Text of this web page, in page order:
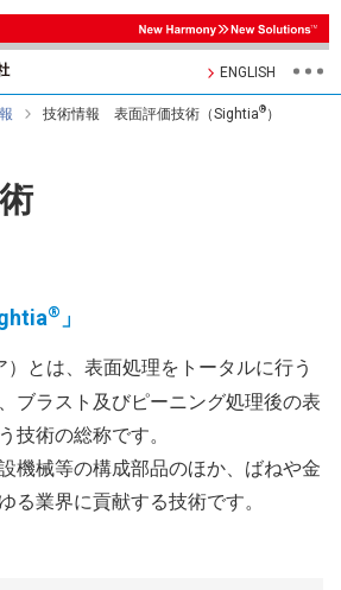
ENGLISH
技術情報 表面評価技術（Sightia® ）
® 」
）とは、表面処理をトータルに行う
ブラスト及びピーニング処理後の表
技術の総称です。
機械等の構成部品のほか、ばねや金
る業界に貢献する技術です。